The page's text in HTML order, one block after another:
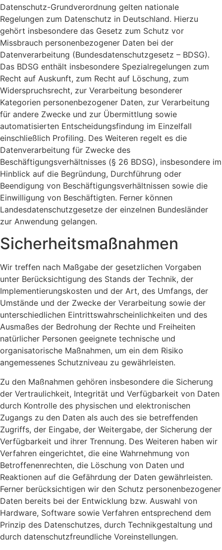
Datenschutz-Grundverordnung gelten nationale
Regelungen zum Datenschutz in Deutschland. Hierzu
gehört insbesondere das Gesetz zum Schutz vor
Missbrauch personenbezogener Daten bei der
Datenverarbeitung (Bundesdatenschutzgesetz – BDSG).
Das BDSG enthält insbesondere Spezialregelungen zum
Recht auf Auskunft, zum Recht auf Löschung, zum
Widerspruchsrecht, zur Verarbeitung besonderer
Kategorien personenbezogener Daten, zur Verarbeitung
für andere Zwecke und zur Übermittlung sowie
automatisierten Entscheidungsfindung im Einzelfall
einschließlich Profiling. Des Weiteren regelt es die
Datenverarbeitung für Zwecke des
Beschäftigungsverhältnisses (§ 26 BDSG), insbesondere im
Hinblick auf die Begründung, Durchführung oder
Beendigung von Beschäftigungsverhältnissen sowie die
Einwilligung von Beschäftigten. Ferner können
Landesdatenschutzgesetze der einzelnen Bundesländer
zur Anwendung gelangen.
Sicherheitsmaßnahmen
Wir treffen nach Maßgabe der gesetzlichen Vorgaben
unter Berücksichtigung des Stands der Technik, der
Implementierungskosten und der Art, des Umfangs, der
Umstände und der Zwecke der Verarbeitung sowie der
unterschiedlichen Eintrittswahrscheinlichkeiten und des
Ausmaßes der Bedrohung der Rechte und Freiheiten
natürlicher Personen geeignete technische und
organisatorische Maßnahmen, um ein dem Risiko
angemessenes Schutzniveau zu gewährleisten.
Zu den Maßnahmen gehören insbesondere die Sicherung
der Vertraulichkeit, Integrität und Verfügbarkeit von Daten
durch Kontrolle des physischen und elektronischen
Zugangs zu den Daten als auch des sie betreffenden
Zugriffs, der Eingabe, der Weitergabe, der Sicherung der
Verfügbarkeit und ihrer Trennung. Des Weiteren haben wir
Verfahren eingerichtet, die eine Wahrnehmung von
Betroffenenrechten, die Löschung von Daten und
Reaktionen auf die Gefährdung der Daten gewährleisten.
Ferner berücksichtigen wir den Schutz personenbezogener
Daten bereits bei der Entwicklung bzw. Auswahl von
Hardware, Software sowie Verfahren entsprechend dem
Prinzip des Datenschutzes, durch Technikgestaltung und
durch datenschutzfreundliche Voreinstellungen.